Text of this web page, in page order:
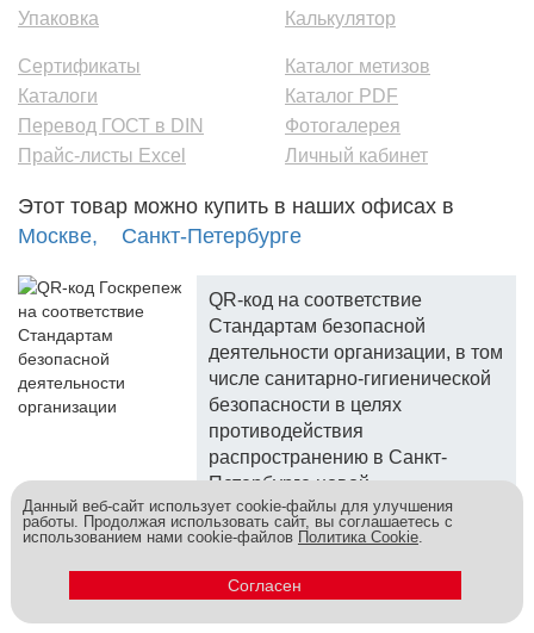
Упаковка
Калькулятор
Сертификаты
Каталоги
Перевод ГОСТ в DIN
Прайс-листы Excel
Каталог метизов
Каталог PDF
Фотогалерея
Личный кабинет
Этот товар можно купить в наших офисах в
Москве,
Санкт-Петербурге
QR-код на соответствие
Стандартам безопасной
деятельности организации, в том
числе санитарно-гигиенической
безопасности в целях
противодействия
распространению в Санкт-
Петербурге новой
коронавирусной инфекции.
Метизы и крепеж оптом - это к нам! © 2026
Данный веб-сайт использует cookie-файлы для улучшения
работы. Продолжая использовать сайт, вы соглашаетесь с
использованием нами cookie-файлов Политика Cookie.
Согласен